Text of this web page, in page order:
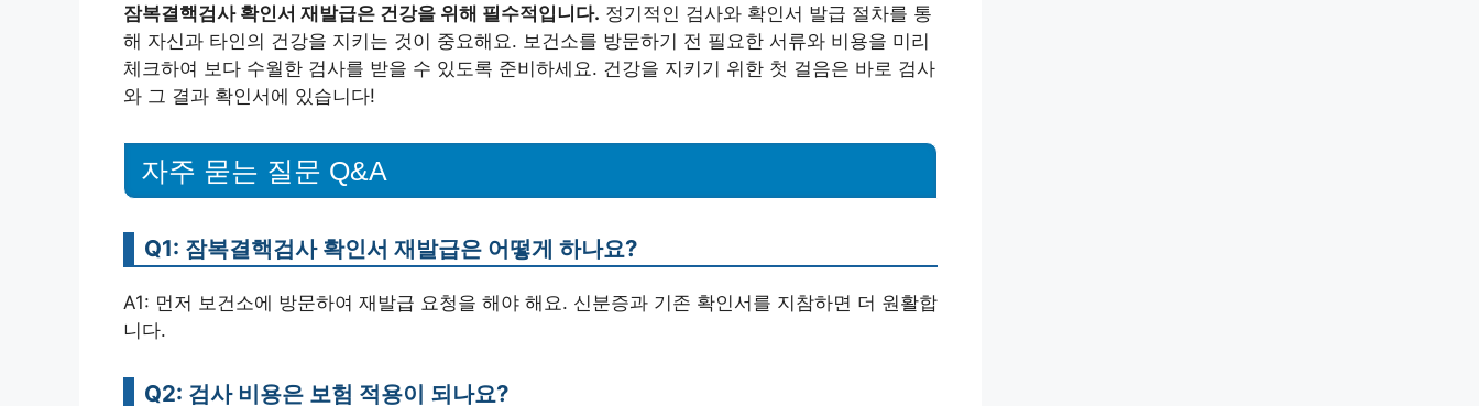
잠복결핵검사 확인서 재발급은 건강을 위해 필수적입니다. 정기적인 검사와 확인서 발급 절차를 통
해 자신과 타인의 건강을 지키는 것이 중요해요. 보건소를 방문하기 전 필요한 서류와 비용을 미리
체크하여 보다 수월한 검사를 받을 수 있도록 준비하세요. 건강을 지키기 위한 첫 걸음은 바로 검사
와 그 결과 확인서에 있습니다!
자주 묻는 질문 Q&A
Q1: 잠복결핵검사 확인서 재발급은 어떻게 하나요?
A1: 먼저 보건소에 방문하여 재발급 요청을 해야 해요. 신분증과 기존 확인서를 지참하면 더 원활합
니다.
Q2: 검사 비용은 보험 적용이 되나요?